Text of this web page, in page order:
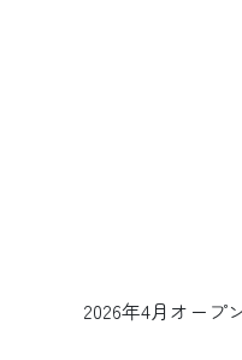
2026年4月オープ